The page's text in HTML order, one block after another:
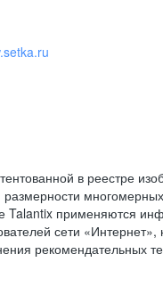
в реестре
Talantix применяются
сети
рекомендательных